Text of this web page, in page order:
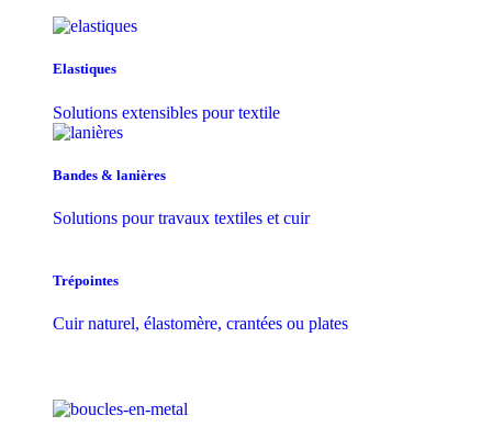
Elastiques
Solutions extensibles pour textile
Bandes & lanières
Solutions pour travaux textiles et cuir
Trépointes
Cuir naturel, élastomère, crantées ou plates